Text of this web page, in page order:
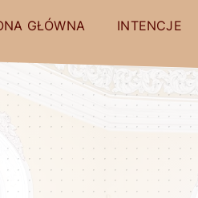
GŁÓWNA INTENCJE